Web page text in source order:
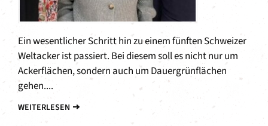
Ein wesentlicher Schritt hin zu einem fünften Schweizer
Weltacker ist passiert. Bei diesem soll es nicht nur um
Ackerflächen, sondern auch um Dauergrünflächen
gehen....
WEITERLESEN